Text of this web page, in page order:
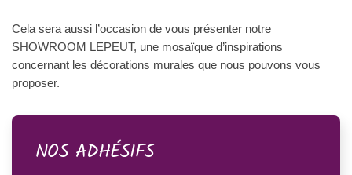
Cela sera aussi l’occasion de vous présenter notre
SHOWROOM LEPEUT, une mosaïque d’inspirations
concernant les décorations murales que nous pouvons vous
proposer.
NOS ADHÉSIFS